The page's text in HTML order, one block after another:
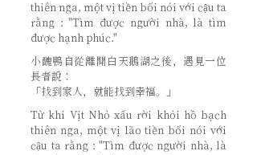
thiên nga, một vị tiền bối nói với cậu ta
rằng : "Tìm được người nhà, là tìm
được hạnh phúc."
小醜鴨自從離開白天鵝湖之後，遇見一位
長者說：
「找到家人，就能找到幸福。」
Từ khi Vịt Nhỏ xấu rời khỏi hồ bạch
thiên nga, một vị lão tiền bối nói với
cậu ta rằng : "Tìm được người nhà, là